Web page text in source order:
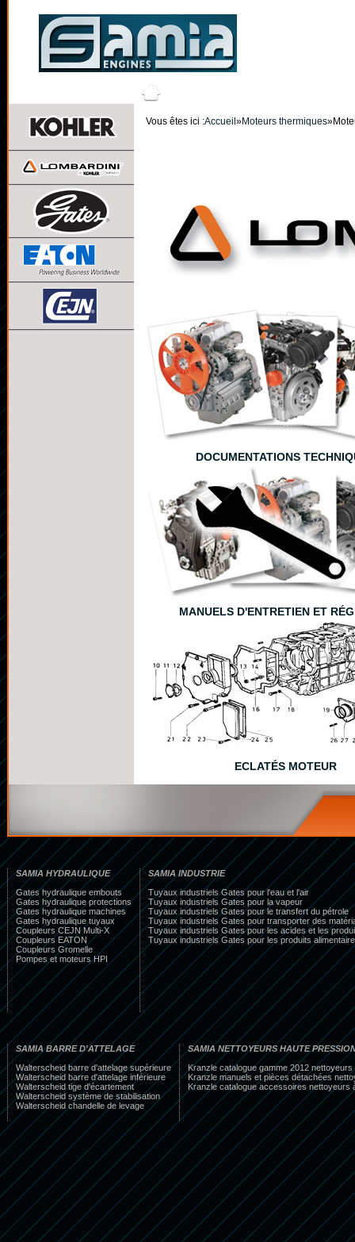
Vous êtes ici :Accueil »Moteurs thermiques»
DOCUMENTATIONS
MANUELS D'ENTRETIEN ET
ECLATÉS MOTEUR
SAMIA HYDRAULIQUE
Gates hydraulique embouts
Gates hydraulique protections
Gates hydraulique machines
Gates hydraulique tuyaux
Coupleurs CEJN Multi-X
Coupleurs EATON
Coupleurs Gromelle
Pompes et moteurs HPI
SAMIA INDUSTRIE
Tuyaux industriels Gates pour l'eau et l'air
Tuyaux industriels Gates pour la vapeur
Tuyaux industriels Gates pour le transfert du pétrole
Tuyaux industriels Gates pour transporter des
Tuyaux industriels Gates pour les acides et les
Tuyaux industriels Gates pour les produits
SAMIA BARRE D'ATTELAGE
Walterscheid barre d'attelage supérieure
Walterscheid barre d'attelage inférieure
Walterscheid tige d'écartement
Walterscheid système de stabilisation
Walterscheid chandelle de levage
SAMIA NETTOYEURS HAUTE
Kranzle catalogue gamme 2012
Kranzle manuels et pièces détachées
Kranzle catalogue accessoires nettoyeurs